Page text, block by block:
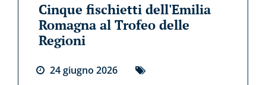
Cinque fischietti dell'Emilia
Romagna al Trofeo delle
Regioni
24giugno 2026